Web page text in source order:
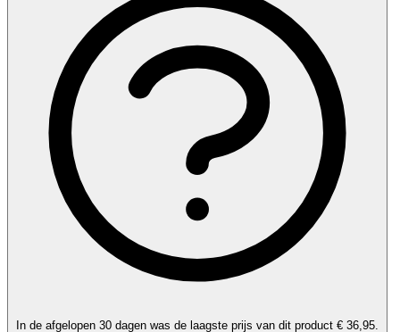
In de afgelopen 30 dagen was de laagste prijs van dit product € 36,95.